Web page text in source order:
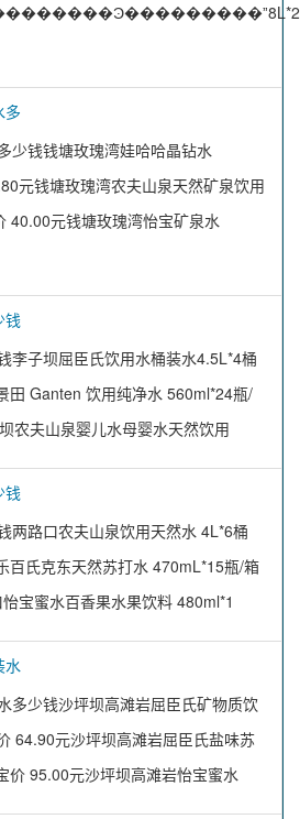
多
少钱钱塘玫瑰湾娃哈哈晶钻水
元钱塘玫瑰湾农夫山泉天然矿泉饮用
40.00元钱塘玫瑰湾怡宝矿泉水
钱
李子坝屈臣氏饮用水桶装水4.5L*4桶
田 Ganten 饮用纯净水 560ml*24瓶/
农夫山泉婴儿水母婴水天然饮用
钱
两路口农夫山泉饮用天然水 4L*6桶
百氏克东天然苏打水 470mL*15瓶/箱
宝蜜水百香果水果饮料 480ml*1
水
多少钱沙坪坝高滩岩屈臣氏矿物质饮
64.90元沙坪坝高滩岩屈臣氏盐味苏
价 95.00元沙坪坝高滩岩怡宝蜜水